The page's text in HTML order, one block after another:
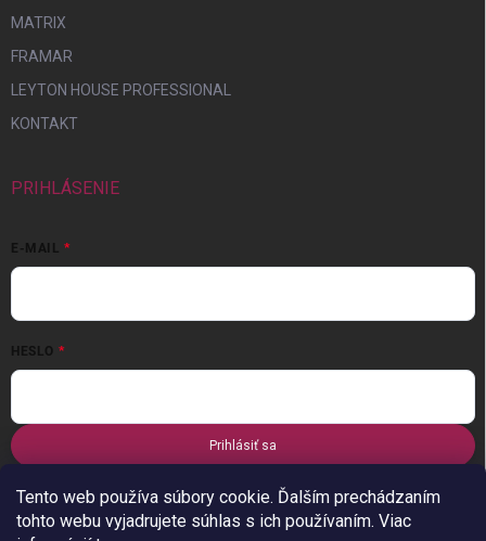
Tento web používa súbory cookie. Ďalším prechádzaním
tohto webu vyjadrujete súhlas s ich používaním. Viac
MATRIX
FRAMAR
LEYTON HOUSE PROFESSIONAL
KONTAKT
PRIHLÁSENIE
E-MAIL
HESLO
Prihlásiť sa